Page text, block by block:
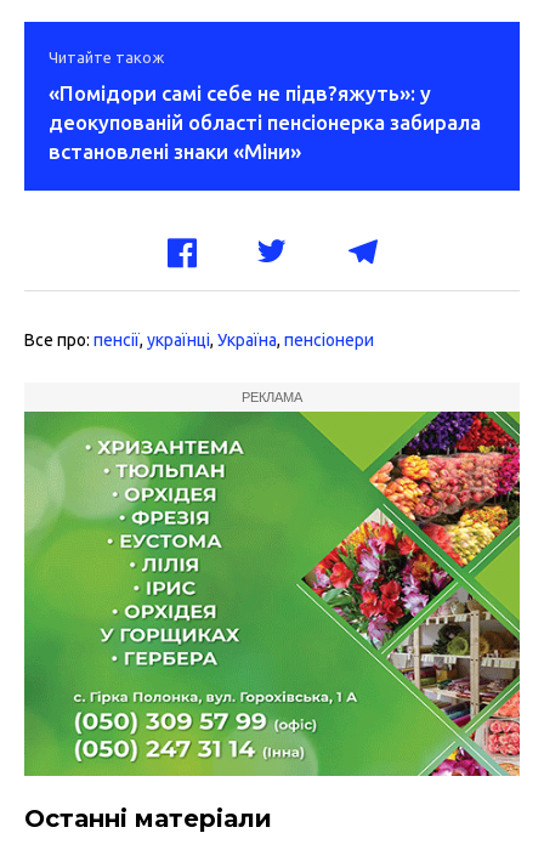
Читайте також
«Помідори самі себе не підв?яжуть»: у
деокупованій області пенсіонерка забирала
встановлені знаки «Міни»
Все про: пенсії, українці, Україна, пенсіонери
РЕКЛАМА
Останні матеріали